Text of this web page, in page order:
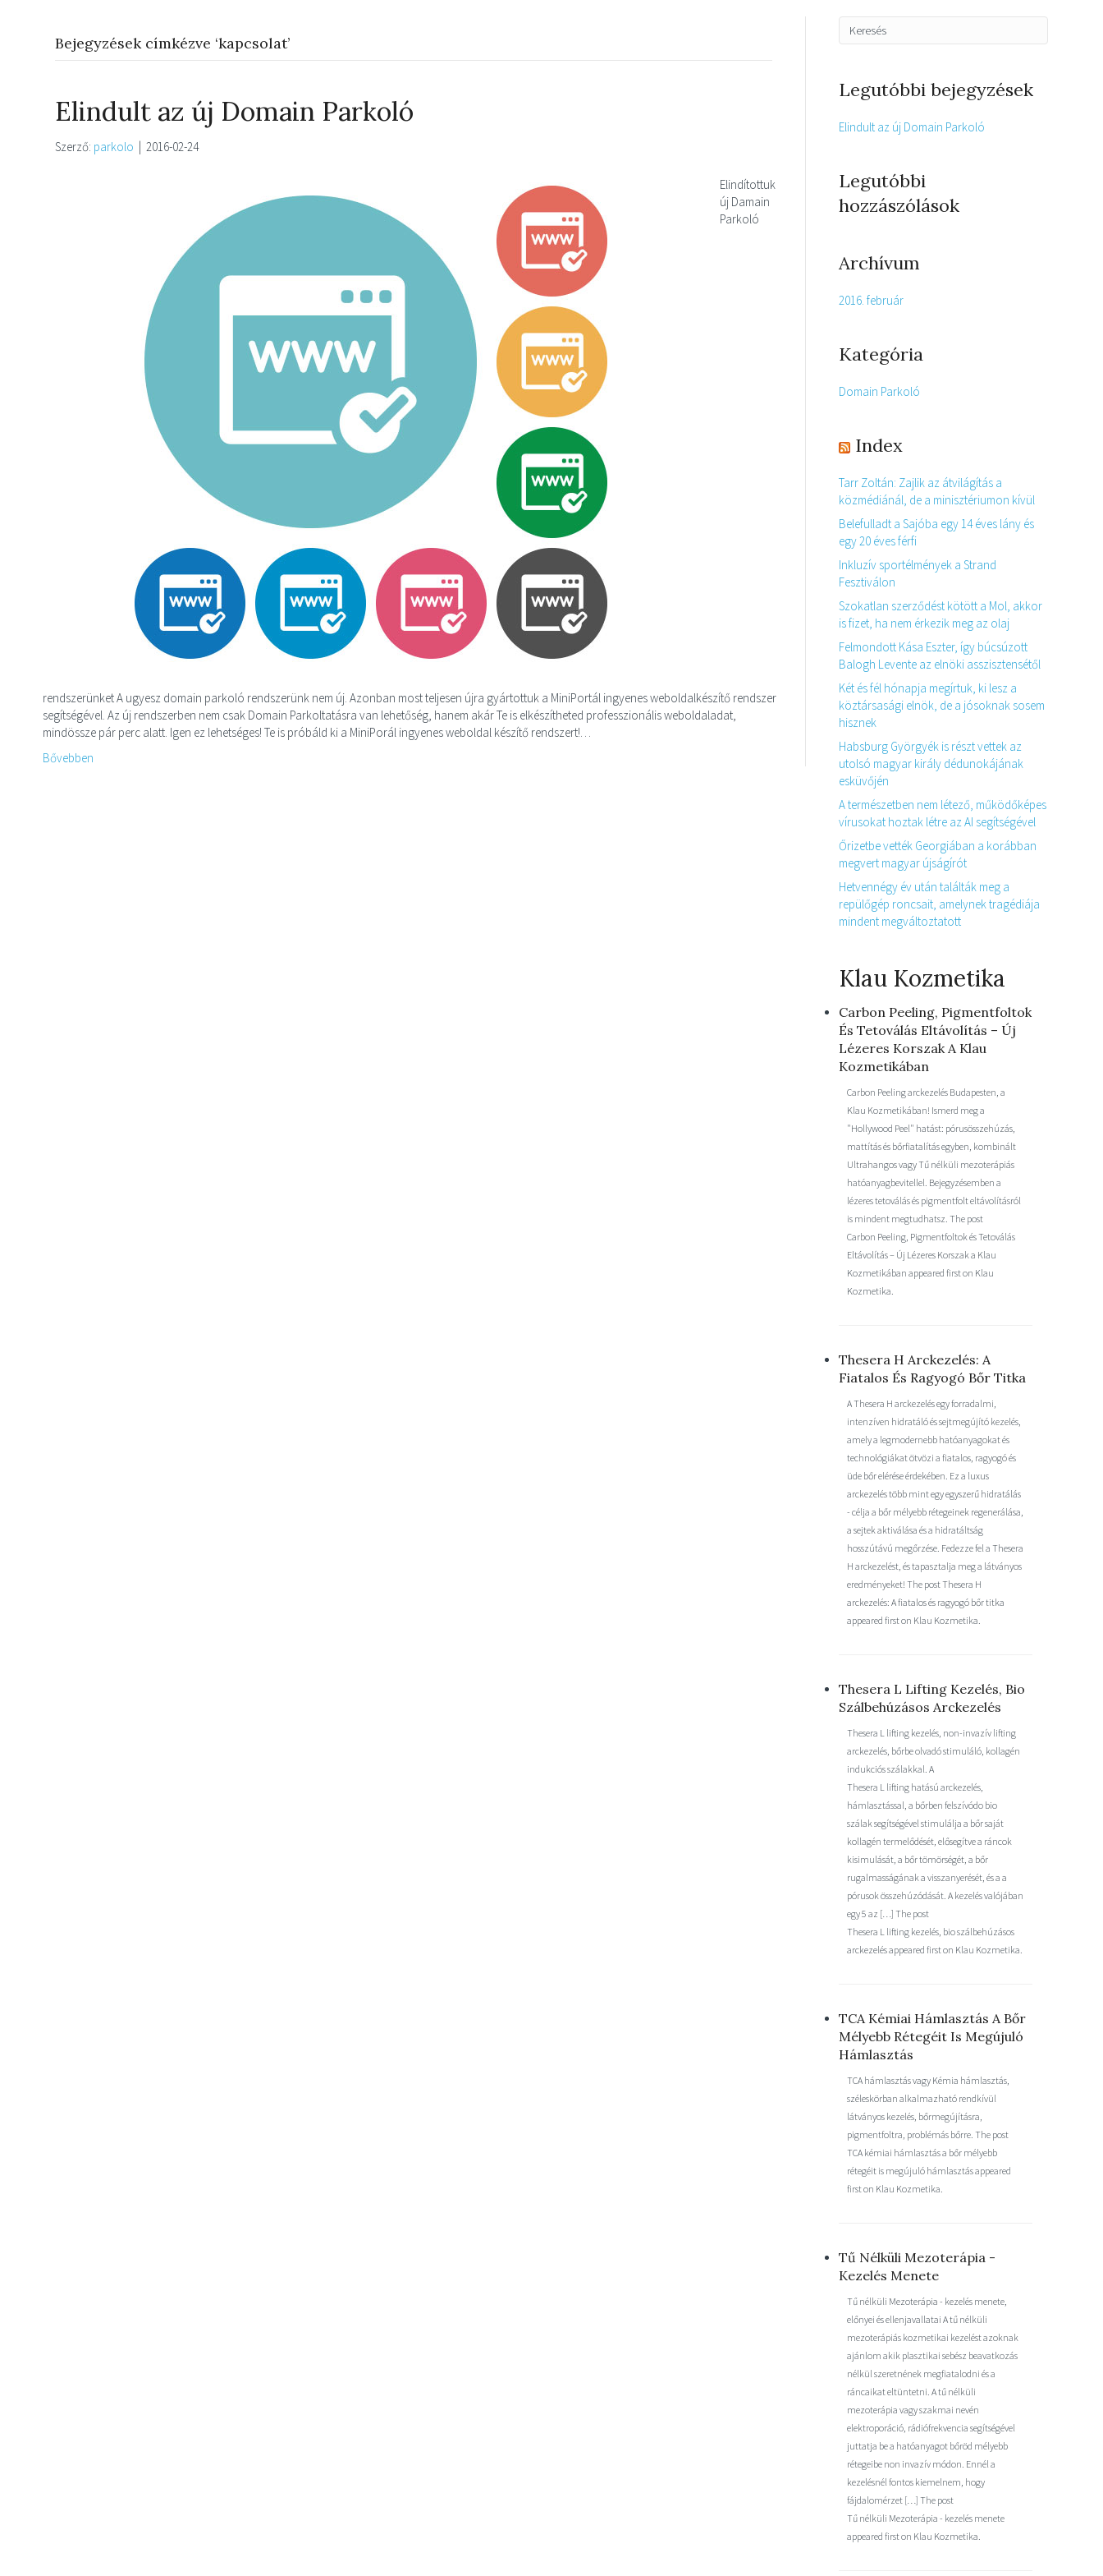
Bejegyzések címkézve ‘kapcsolat’
Elindult az új Domain Parkoló
Szerző: parkolo | 2016-02-24
Elindítottuk
új Damain
Parkoló
rendszerünket A ugyesz domain parkoló rendszerünk nem új. Azonban most teljesen újra gyártottuk a MiniPortál ingyenes weboldalkészítő rendszer
segítségével. Az új rendszerben nem csak Domain Parkoltatásra van lehetőség, hanem akár Te is elkészítheted professzionális weboldaladat,
mindössze pár perc alatt. Igen ez lehetséges! Te is próbáld ki a MiniPorál ingyenes weboldal készítő rendszert!…
Bővebben
Legutóbbi bejegyzések
Elindult az új Domain Parkoló
Legutóbbi
hozzászólások
Archívum
2016. február
Kategória
Domain Parkoló
Index
Tarr Zoltán: Zajlik az átvilágítás a
közmédiánál, de a minisztériumon kívül
Belefulladt a Sajóba egy 14 éves lány és
egy 20 éves férfi
Inkluzív sportélmények a Strand
Fesztiválon
Szokatlan szerződést kötött a Mol, akkor
is fizet, ha nem érkezik meg az olaj
Felmondott Kása Eszter, így búcsúzott
Balogh Levente az elnöki asszisztensétől
Két és fél hónapja megírtuk, ki lesz a
köztársasági elnök, de a jósoknak sosem
hisznek
Habsburg Györgyék is részt vettek az
utolsó magyar király dédunokájának
esküvőjén
A természetben nem létező, működőképes
vírusokat hoztak létre az AI segítségével
Őrizetbe vették Georgiában a korábban
megvert magyar újságírót
Hetvennégy év után találták meg a
repülőgép roncsait, amelynek tragédiája
mindent megváltoztatott
Klau Kozmetika
Carbon Peeling, Pigmentfoltok
És Tetoválás Eltávolítás – Új
Lézeres Korszak A Klau
Kozmetikában
Carbon Peeling arckezelés Budapesten, a
Klau Kozmetikában! Ismerd meg a
"Hollywood Peel" hatást: pórusösszehúzás,
mattítás és bőrfiatalítás egyben, kombinált
Ultrahangos vagy Tű nélküli mezoterápiás
hatóanyagbevitellel. Bejegyzésemben a
lézeres tetoválás és pigmentfolt eltávolításról
is mindent megtudhatsz. The post
Carbon Peeling, Pigmentfoltok és Tetoválás
Eltávolítás – Új Lézeres Korszak a Klau
Kozmetikában appeared first on Klau
Kozmetika.
Thesera H Arckezelés: A
Fiatalos És Ragyogó Bőr Titka
A Thesera H arckezelés egy forradalmi,
intenzíven hidratáló és sejtmegújító kezelés,
amely a legmodernebb hatóanyagokat és
technológiákat ötvözi a fiatalos, ragyogó és
üde bőr elérése érdekében. Ez a luxus
arckezelés több mint egy egyszerű hidratálás
- célja a bőr mélyebb rétegeinek regenerálása,
a sejtek aktiválása és a hidratáltság
hosszútávú megőrzése. Fedezze fel a Thesera
H arckezelést, és tapasztalja meg a látványos
eredményeket! The post Thesera H
arckezelés: A fiatalos és ragyogó bőr titka
appeared first on Klau Kozmetika.
Thesera L Lifting Kezelés, Bio
Szálbehúzásos Arckezelés
Thesera L lifting kezelés, non-invazív lifting
arckezelés, bőrbe olvadó stimuláló, kollagén
indukciós szálakkal. A
Thesera L lifting hatású arckezelés,
hámlasztással, a bőrben felszívódo bio
szálak segítségével stimulálja a bőr saját
kollagén termelődését, elősegítve a ráncok
kisimulását, a bőr tömörségét, a bőr
rugalmasságának a visszanyerését, és a a
pórusok összehúzódását. A kezelés valójában
egy 5 az […] The post
Thesera L lifting kezelés, bio szálbehúzásos
arckezelés appeared first on Klau Kozmetika.
TCA Kémiai Hámlasztás A Bőr
Mélyebb Rétegéit Is Megújuló
Hámlasztás
TCA hámlasztás vagy Kémia hámlasztás,
széleskörban alkalmazható rendkívül
látványos kezelés, bőrmegújításra,
pigmentfoltra, problémás bőrre. The post
TCA kémiai hámlasztás a bőr mélyebb
rétegéit is megújuló hámlasztás appeared
first on Klau Kozmetika.
Tű Nélküli Mezoterápia -
Kezelés Menete
Tű nélküli Mezoterápia - kezelés menete,
előnyei és ellenjavallatai A tű nélküli
mezoterápiás kozmetikai kezelést azoknak
ajánlom akik plasztikai sebész beavatkozás
nélkül szeretnének megfiatalodni és a
ráncaikat eltüntetni. A tű nélküli
mezoterápia vagy szakmai nevén
elektroporáció, rádiófrekvencia segítségével
juttatja be a hatóanyagot bőröd mélyebb
rétegeibe non invazív módon. Ennél a
kezelésnél fontos kiemelnem, hogy
fájdalomérzet […] The post
Tű nélküli Mezoterápia - kezelés menete
appeared first on Klau Kozmetika.